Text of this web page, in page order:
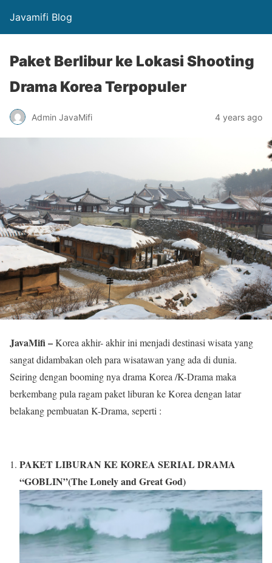
Javamifi Blog
Paket Berlibur ke Lokasi Shooting
Drama Korea Terpopuler
Admin JavaMifi 4 years ago
JavaMifi –Korea akhir- akhir ini menjadi destinasi wisata yang
sangat didambakan oleh para wisatawan yang ada di dunia.
Seiring dengan booming nya drama Korea /K-Drama maka
berkembang pula ragam paket liburan ke Korea dengan latar
belakang pembuatan K-Drama, seperti :
PAKET LIBURAN KE KOREA SERIAL DRAMA
“GOBLIN”(The Lonely and Great God)